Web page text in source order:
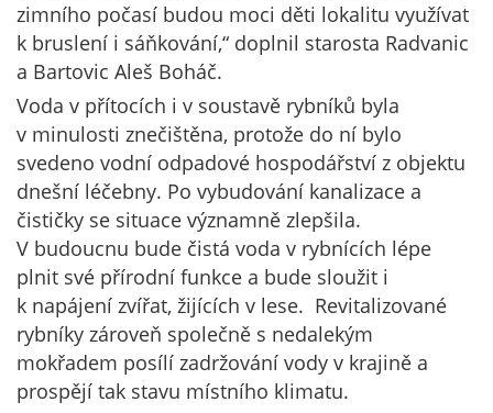
zimního počasí budou moci děti lokalitu využívat
k bruslení i sáňkování,“ doplnil starosta Radvanic
a Bartovic Aleš Boháč.
Voda v přítocích i v soustavě rybníků byla
v minulosti znečištěna, protože do ní bylo
svedeno vodní odpadové hospodářství z objektu
dnešní léčebny. Po vybudování kanalizace a
čističky se situace významně zlepšila.
V budoucnu bude čistá voda v rybnících lépe
plnit své přírodní funkce a bude sloužit i
k napájení zvířat, žijících v lese. Revitalizované
rybníky zároveň společně s nedalekým
mokřadem posílí zadržování vody v krajině a
prospějí tak stavu místního klimatu.